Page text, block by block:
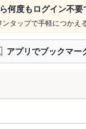
何度もログイン不要
ンタップで手軽につかえ
アプリでブックマー